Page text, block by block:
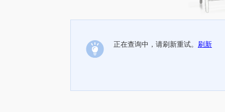
正在查询中，请刷新重试。 刷新